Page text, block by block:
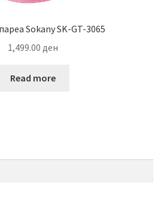
Sokany SK-GT-3065
1,499.00 ден
Read more